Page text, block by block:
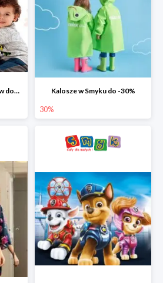
Dzień Miłośnika Pluszaków dodatkowy rabat -10% Kalosze w Smyku do -30%
30%